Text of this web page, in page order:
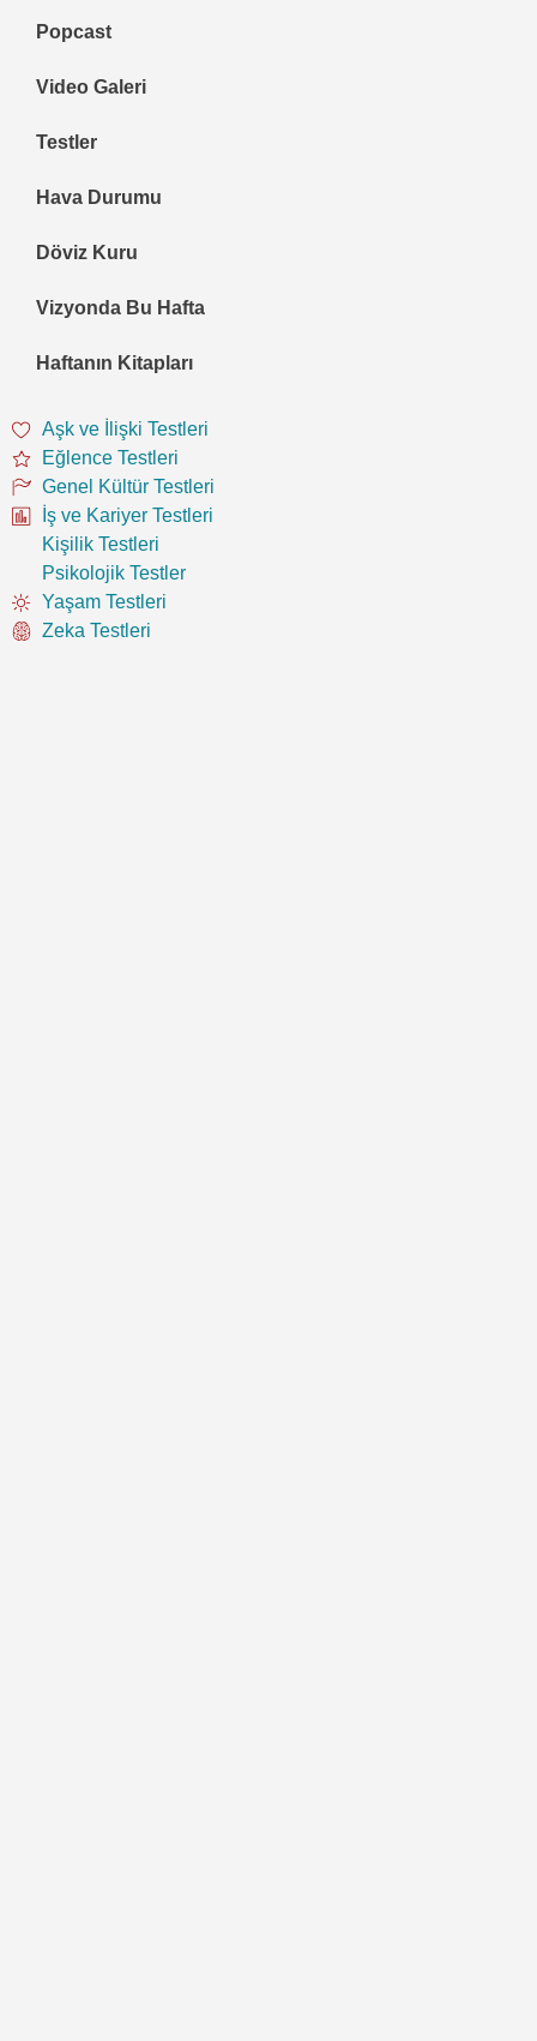
Popcast
Video Galeri
Testler
Hava Durumu
Döviz Kuru
Vizyonda Bu Hafta
Haftanın Kitapları
Aşk ve İlişki Testleri
Eğlence Testleri
Genel Kültür Testleri
İş ve Kariyer Testleri
Kişilik Testleri
Psikolojik Testler
Yaşam Testleri
Zeka Testleri